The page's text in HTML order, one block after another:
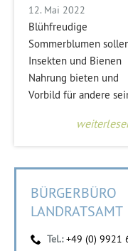
12. Mai 2022
Blühfreudige
Sommerblumen
Insekten und Bienen
Nahrung bieten und
Vorbild für andere
BÜRGERBÜRO
LANDRATSAMT
Tel.:+49 (0) 9921